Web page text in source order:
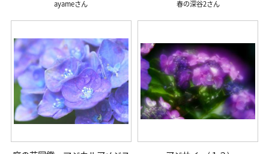
ayame 春の深谷2